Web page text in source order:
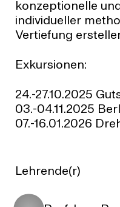
konzeptionelle
individueller
Vertiefung
Exkursionen:
24.-27.10.2025
03.-04.11.2025
07.-16.01.2026
Lehrende(r)